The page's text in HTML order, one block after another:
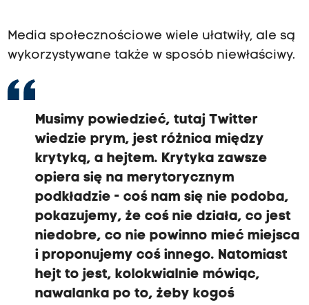
Media społecznościowe wiele ułatwiły, ale są
wykorzystywane także w sposób niewłaściwy.
Musimy powiedzieć, tutaj Twitter
wiedzie prym, jest różnica między
krytyką, a hejtem. Krytyka zawsze
opiera się na merytorycznym
podkładzie - coś nam się nie podoba,
pokazujemy, że coś nie działa, co jest
niedobre, co nie powinno mieć miejsca
i proponujemy coś innego. Natomiast
hejt to jest, kolokwialnie mówiąc,
nawalanka po to, żeby kogoś